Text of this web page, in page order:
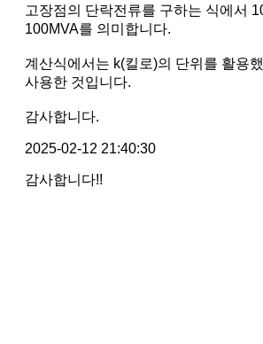
고장점의 단락전류를 구하는 식에서
100MVA를 의미합니다.
계산식에서는 k(킬로)의 단위를 활용
사용한 것입니다.
감사합니다.
2025-02-12 21:40:30
감사합니다!!